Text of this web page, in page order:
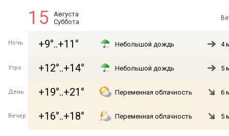
15
Августа
Суббота
Ночь +9°..+11° Небольшой дождь 4
Утро +12°..+14° Небольшой дождь 5
День +19°..+21° Переменная облачность 6
Вечер +16°..+18° Переменная облачность 5